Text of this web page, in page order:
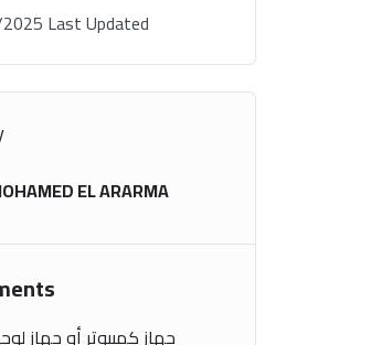
Last Updated
EL ARARMA
جهاز كمبيوتر أو جهاز